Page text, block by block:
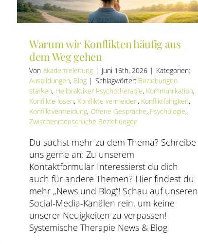
Warum wir Konflikten häufig aus
dem Weg gehen
Von Akademieleitung | Juni 16th, 2026 | Kategorien:
Ausbildungen, Blog | Schlagwörter: Beziehungen
stärken, Heilpraktiker Psychotherapie, Kommunikation,
Konflikte lösen, Konflikte vermeiden, Konfliktfähigkeit,
Konfliktvermeidung, Offene Gespräche, Psychologie,
Zwischenmenschliche Beziehungen
Du suchst mehr zu dem Thema? Schreibe
uns gerne an: Zu unserem
Kontaktformular Interessierst du dich
auch für andere Themen? Hier findest du
mehr „News und Blog“! Schau auf unseren
Social-Media-Kanälen rein, um keine
unserer Neuigkeiten zu verpassen!
Systemische Therapie News & Blog